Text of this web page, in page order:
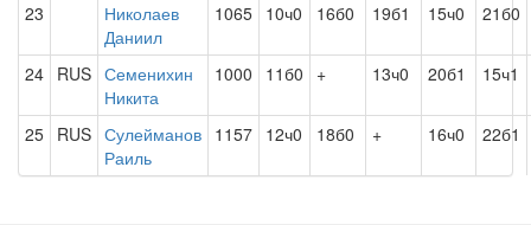
23
Николаев
Даниил
1065 10ч0 16б0 19б1 15ч0 21б0
24 RUS Семенихин
Никита
1000 11б0 + 13ч0 20б1 15ч1
25 RUS Сулейманов
Раиль
1157 12ч0 18б0 + 16ч0 22б1